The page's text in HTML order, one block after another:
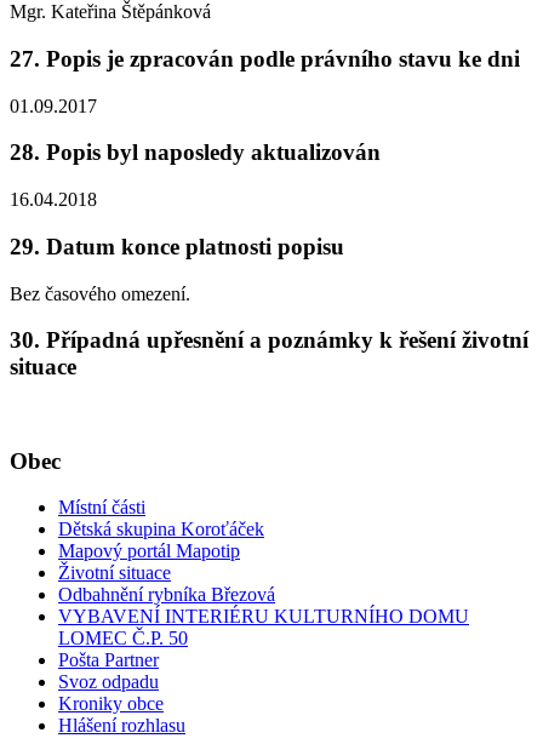
Mgr. Kateřina Štěpánková
27. Popis je zpracován podle právního stavu ke dni
01.09.2017
28. Popis byl naposledy aktualizován
16.04.2018
29. Datum konce platnosti popisu
Bez časového omezení.
30. Případná upřesnění a poznámky k řešení životní
situace
Obec
Místní části
Dětská skupina Koroťáček
Mapový portál Mapotip
Životní situace
Odbahnění rybníka Březová
VYBAVENÍ INTERIÉRU KULTURNÍHO DOMU
LOMEC Č.P. 50
Pošta Partner
Svoz odpadu
Kroniky obce
Hlášení rozhlasu